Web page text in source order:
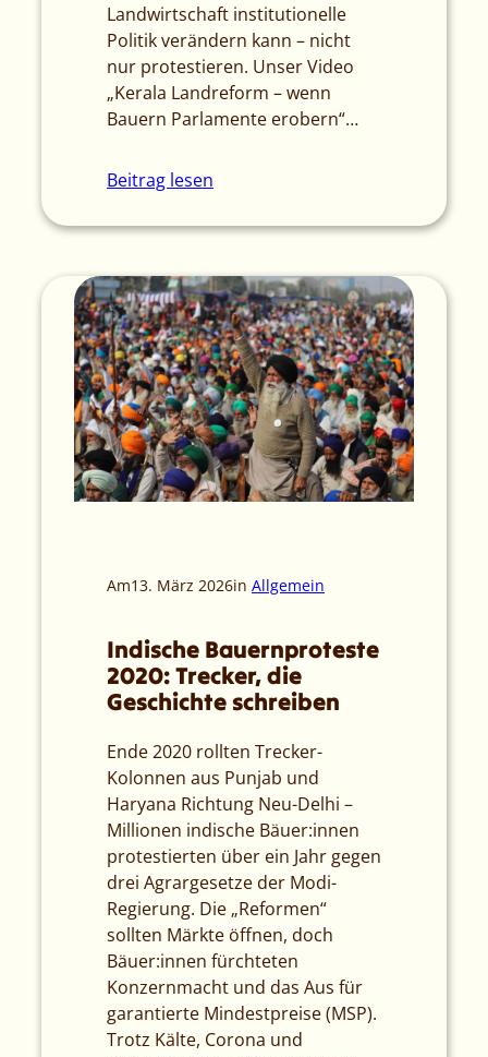
Landwirtschaft institutionelle
Politik verändern kann – nicht
nur protestieren. Unser Video
„Kerala Landreform – wenn
Bauern Parlamente erobern“…
Beitrag lesen
Am13. März 2026in Allgemein
Indische Bauernproteste
2020: Trecker, die
Geschichte schreiben
Ende 2020 rollten Trecker-
Kolonnen aus Punjab und
Haryana Richtung Neu-Delhi –
Millionen indische Bäuer:innen
protestierten über ein Jahr gegen
drei Agrargesetze der Modi-
Regierung. Die „Reformen“
sollten Märkte öffnen, doch
Bäuer:innen fürchteten
Konzernmacht und das Aus für
garantierte Mindestpreise (MSP).
Trotz Kälte, Corona und